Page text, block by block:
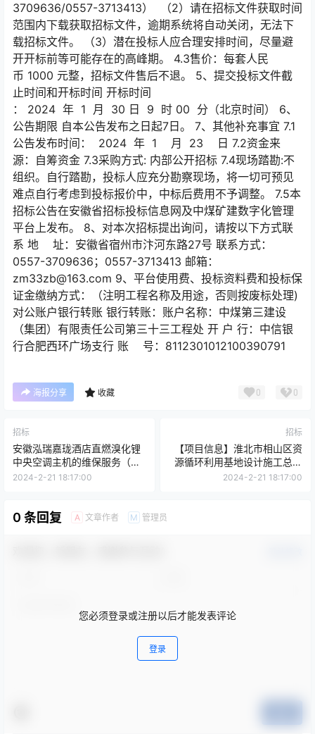
3709636/0557-3713413） （2）请在招标文件获取时间
范围内下载获取招标文件，逾期系统将自动关闭，无法下
载招标文件。 （3）潜在投标人应合理安排时间，尽量避
开开标前等可能存在的高峰期。 4.3售价：每套人民
币 1000 元整，招标文件售后不退。 5、提交投标文件截
止时间和开标时间 开标时间
： 2024 年 1 月 30 日 9 时 00 分（北京时间） 6、
公告期限 自本公告发布之日起7日。 7、其他补充事宜 7.1
公告发布时间： 2024 年 1 月 23 日 7.2资金来
源：自筹资金 7.3采购方式: 内部公开招标 7.4现场踏勘:不
组织。自行踏勘，投标人应充分勘察现场，将一切可预见
难点自行考虑到投标报价中，中标后费用不予调整。 7.5本
招标公告在安徽省招标投标信息网及中煤矿建数字化管理
平台上发布。 8、对本次招标提出询问，请按以下方式联
系 地 址：安徽省宿州市汴河东路27号 联系方式：
0557-3709636；0557-3713413 邮箱：
zm33zb@163.com 9、平台使用费、投标资料费和投标保
证金缴纳方式：（注明工程名称及用途，否则按废标处理)
对公账户银行转账 银行转账：账户名称：中煤第三建设
（集团）有限责任公司第三十三工程处 开 户 行：中信银
行合肥西环广场支行 账 号：8112301012100390791
海报分享 收藏 0 0
招标
安徽泓瑞嘉珑酒店直燃溴化锂
中央空调主机的维保服务（二
次）
2024-2-21 18:17:00
招标
【项目信息】淮北市相山区资
源循环利用基地设计施工总承
包项目
2024-2-21 18:17:00
0 条回复 A 文章作者 M 管理员
您必须登录或注册以后才能发表评论
登录